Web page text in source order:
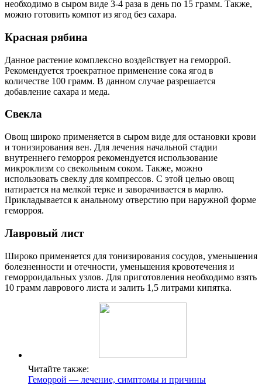
необходимо в сыром виде 3-4 раза в день по 15 грамм. Также,
можно готовить компот из ягод без сахара.
Красная рябина
Данное растение комплексно воздействует на геморрой.
Рекомендуется троекратное применение сока ягод в
количестве 100 грамм. В данном случае разрешается
добавление сахара и меда.
Свекла
Овощ широко применяется в сыром виде для остановки крови
и тонизирования вен. Для лечения начальной стадии
внутреннего геморроя рекомендуется использование
микроклизм со свекольным соком. Также, можно
использовать свеклу для компрессов. С этой целью овощ
натирается на мелкой терке и заворачивается в марлю.
Прикладывается к анальному отверстию при наружной форме
геморроя.
Лавровый лист
Широко применяется для тонизирования сосудов, уменьшения
болезненности и отечности, уменьшения кровотечения и
геморроидальных узлов. Для приготовления необходимо взять
10 грамм лаврового листа и залить 1,5 литрами кипятка.
Читайте также:
Геморрой — лечение, симптомы и причины